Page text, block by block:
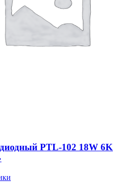
PTL-102 18W 6K